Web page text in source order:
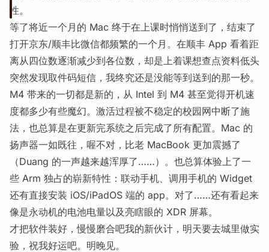
性。
等了将近一个月的 Mac 终于在上课时悄悄送到了，结束了
打开京东/顺丰比微信都频繁的一个月。在顺丰 App 看着距
离从四位数逐渐减少到各位数，却是上着课想查点资料低头
突然发现取件码短信，我终究还是没能等到送到的那一秒。
M4 带来的一切都是新的，从 Intel 到 M4 甚至觉得开机速
度都多少有些魔幻。激活过程被不稳定的校园网中断了施
法，也总算是在更新完系统之后完成了所有配置。Mac 的
扬声器一如既往，喔不对，比老 MacBook 更加震撼了
（Duang 的一声越来越浑厚了……）。也总算体验上了一
些 Arm 独占的崭新特性：联动手机、调用手机的 Widget
还有直接安装 iOS/iPadOS 端的 app。对了……还有看起来
像是永动机的电池电量以及亮瞎眼的 XDR 屏幕。
才把软件装好，慢慢磨合吧我的新伙计，明天要去城里做实
验，祝我好运吧。明晚见。